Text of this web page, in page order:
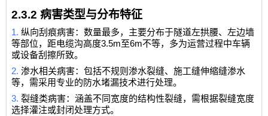
2.3.2病害类型与分布特征
1.纵向刮痕病害：数量最多，主要分布于隧道左拱腰、左边墙
等部位，距电缆沟高度3.5m至6m不等，多为运营过程中车辆
或设备刮擦所致。
2.渗水相关病害：包括不规则渗水裂缝、施工缝伸缩缝渗水
等，需采用专业的防水堵漏技术进行处理。
3.裂缝类病害：涵盖不同宽度的结构性裂缝，需根据裂缝宽度
选择灌注或封闭处理方式。